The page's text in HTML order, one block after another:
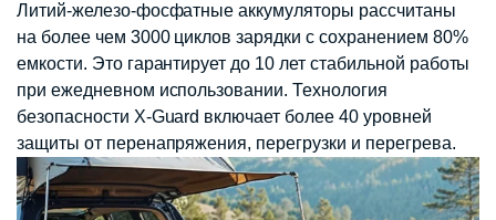
Литий-железо-фосфатные аккумуляторы рассчитаны
на более чем 3000 циклов зарядки с сохранением 80%
емкости. Это гарантирует до 10 лет стабильной работы
при ежедневном использовании. Технология
безопасности X-Guard включает более 40 уровней
защиты от перенапряжения, перегрузки и перегрева.